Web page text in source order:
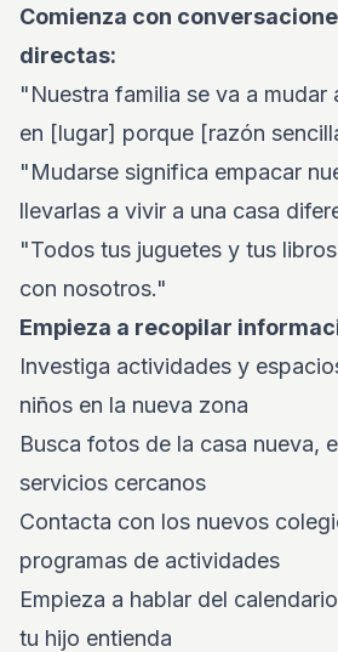
Comienza con
directas:
"Nuestra familia se va a mudar
en [lugar] porque [razón
"Mudarse significa empacar
llevarlas a vivir a una casa
"Todos tus juguetes y tus
con nosotros."
Empieza a recopilar
Investiga actividades y
niños en la nueva zona
Busca fotos de la casa nueva,
servicios cercanos
Contacta con los nuevos
programas de actividades
Empieza a hablar del
tu hijo entienda